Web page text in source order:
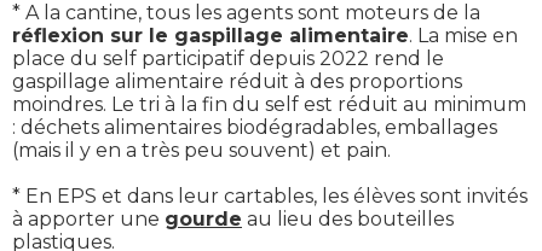
* A la cantine, tous les agents sont moteurs de la
réflexion sur le gaspillage alimentaire. La mise en
place du self participatif depuis 2022 rend le
gaspillage alimentaire réduit à des proportions
moindres. Le tri à la fin du self est réduit au minimum
: déchets alimentaires biodégradables, emballages
(mais il y en a très peu souvent) et pain.
* En EPS et dans leur cartables, les élèves sont invités
à apporter une gourde au lieu des bouteilles
plastiques.